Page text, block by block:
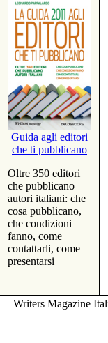
Guida agli editori
che ti pubblicano
Oltre 350 editori
che pubblicano
autori italiani: che
cosa pubblicano,
che condizioni
fanno, come
contattarli, come
presentarsi
Writers Magazine